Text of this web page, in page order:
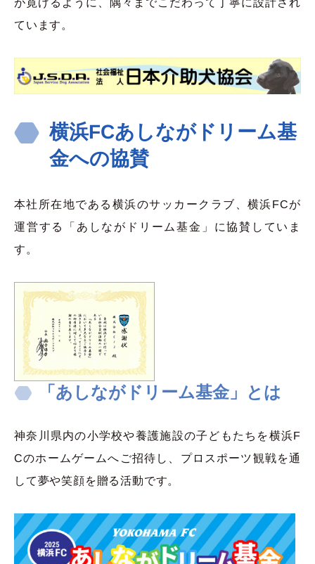
が寛げるように、隅々までこだわって丁寧に設計され
ています。
横浜FCあしながドリーム基
金への協賛
本社所在地である横浜のサッカークラブ、横浜FCが
運営する「あしながドリーム基金」に協賛していま
す。
「あしながドリーム基金」とは
神奈川県内の小学校や養護施設の子どもたちを横浜F
Cのホームゲームへご招待し、プロスポーツ観戦を通
して夢や笑顔を贈る活動です。